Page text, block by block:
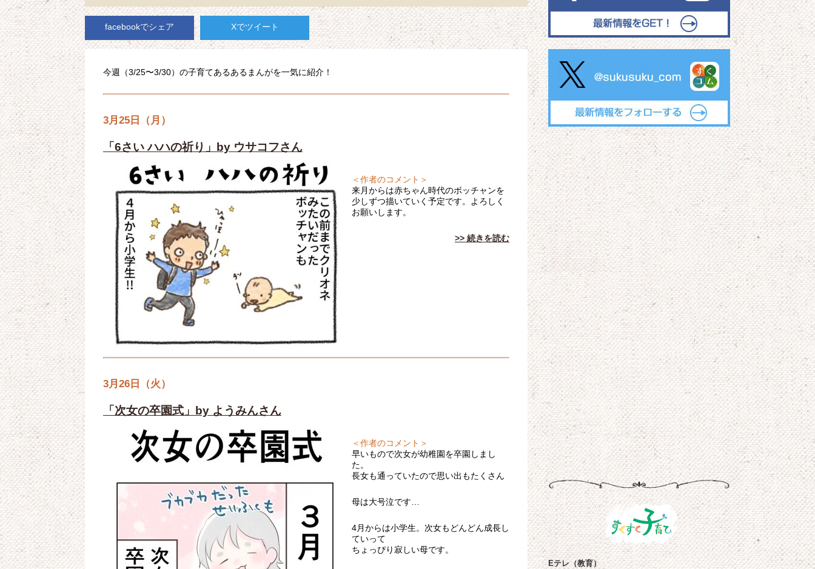
facebookでシェア Xでツイート
今週（3/25〜3/30）の子育てあるあるまんがを一気に紹介！
3月25日（月）
「6さい ハハの祈り」by ウサコフさん
＜作者のコメント＞
来月からは赤ちゃん時代のボッチャンを
少しずつ描いていく予定です。よろしく
お願いします。
>> 続きを読む
3月26日（火）
「次女の卒園式」by ようみんさん
＜作者のコメント＞
早いもので次女が幼稚園を卒園しまし
た。
長女も通っていたので思い出もたくさん
母は大号泣です…
4月からは小学生。次女もどんどん成長し
ていって
ちょっぴり寂しい母です。
Eテレ（教育）